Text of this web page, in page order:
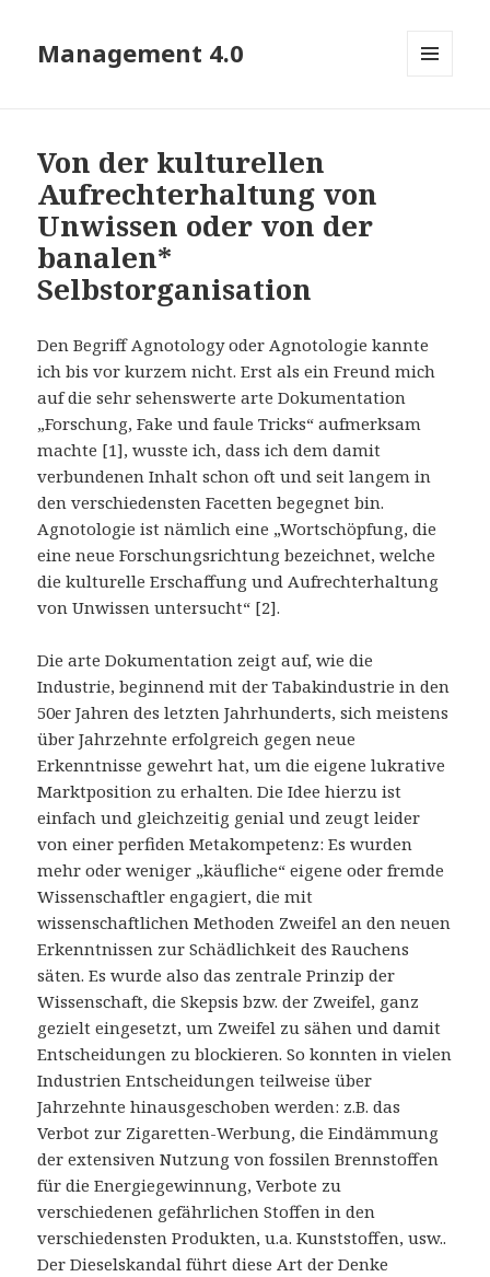
Management 4.0
Von der kulturellen
Aufrechterhaltung von
Unwissen oder von der
banalen*
Selbstorganisation
Den Begriff Agnotology oder Agnotologie kannte
ich bis vor kurzem nicht. Erst als ein Freund mich
auf die sehr sehenswerte arte Dokumentation
„Forschung, Fake und faule Tricks“ aufmerksam
machte [1], wusste ich, dass ich dem damit
verbundenen Inhalt schon oft und seit langem in
den verschiedensten Facetten begegnet bin.
Agnotologie ist nämlich eine „Wortschöpfung, die
eine neue Forschungsrichtung bezeichnet, welche
die kulturelle Erschaffung und Aufrechterhaltung
von Unwissen untersucht“ [2].
Die arte Dokumentation zeigt auf, wie die
Industrie, beginnend mit der Tabakindustrie in den
50er Jahren des letzten Jahrhunderts, sich meistens
über Jahrzehnte erfolgreich gegen neue
Erkenntnisse gewehrt hat, um die eigene lukrative
Marktposition zu erhalten. Die Idee hierzu ist
einfach und gleichzeitig genial und zeugt leider
von einer perfiden Metakompetenz: Es wurden
mehr oder weniger „käufliche“ eigene oder fremde
Wissenschaftler engagiert, die mit
wissenschaftlichen Methoden Zweifel an den neuen
Erkenntnissen zur Schädlichkeit des Rauchens
säten. Es wurde also das zentrale Prinzip der
Wissenschaft, die Skepsis bzw. der Zweifel, ganz
gezielt eingesetzt, um Zweifel zu sähen und damit
Entscheidungen zu blockieren. So konnten in vielen
Industrien Entscheidungen teilweise über
Jahrzehnte hinausgeschoben werden: z.B. das
Verbot zur Zigaretten-Werbung, die Eindämmung
der extensiven Nutzung von fossilen Brennstoffen
für die Energiegewinnung, Verbote zu
verschiedenen gefährlichen Stoffen in den
verschiedensten Produkten, u.a. Kunststoffen, usw..
Der Dieselskandal führt diese Art der Denke